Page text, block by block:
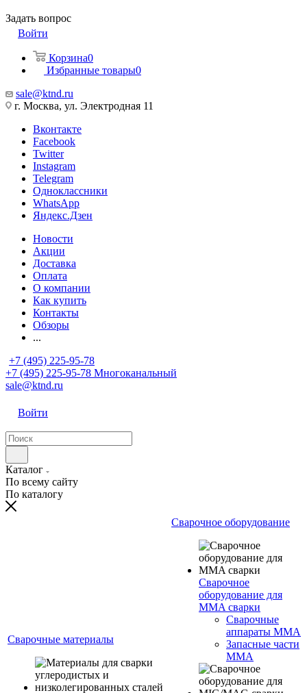
Задать вопрос
Войти
Корзина0
Избранные товары0
sale@ktnd.ru
г. Москва, ул. Электродная 11
Вконтакте
Facebook
Twitter
Instagram
Telegram
Одноклассники
WhatsApp
Яндекс.Дзен
Новости
Акции
Доставка
Оплата
О компании
Как купить
Контакты
Обзоры
...
+7 (495) 225-95-78
+7 (495) 225-95-78 Многоканальный
sale@ktnd.ru
Войти
Каталог
По всему сайту
По каталогу
Сварочные материалы
Сварочное оборудование
Сварочное
оборудование для
MMA сварки
Сварочные
аппараты MMA
Запасные части
MMA